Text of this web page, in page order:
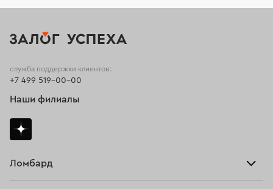
Ломбард
служба поддержки клиентов:
+7 499 519-00-00
Наши филиалы